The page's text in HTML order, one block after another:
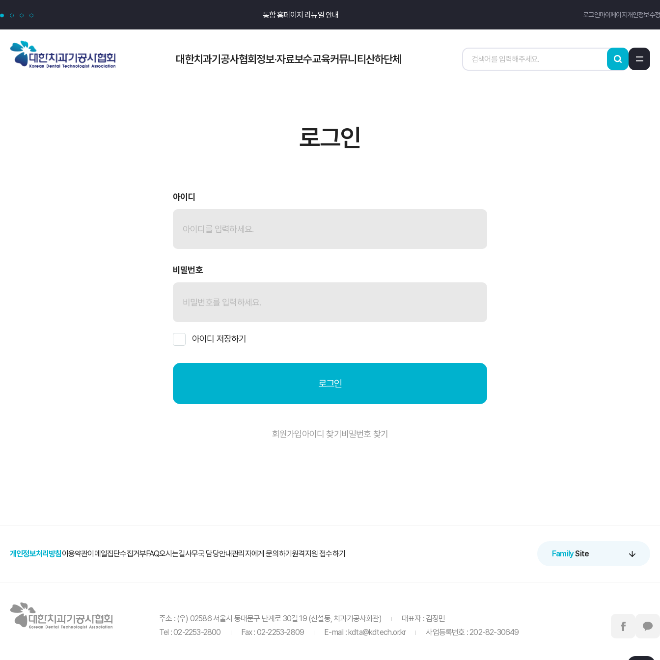
통합 홈페이지 리뉴얼 안내 로그인마이페이지개인정보수정
대한치과기공사협회정보·자료보수교육커뮤니티산하단체
검색
모바일 메뉴보기
로그인
아이디
비밀번호
아이디 저장하기
로그인
회원가입아이디 찾기 비밀번호 찾기
개인정보처리방침이용약관이메일집단수집거부FAQ오시는길사무국 담당안내관리자에게 문의하기원격지원 접수하기 FamilySite
주소 : (우) 02586 서울시 동대문구 난계로 30길 19 (신설동, 치과기공사회관)
대표자 : 김정민
Tel : 02-2253-2800
Fax : 02-2253-2809 E-mail : kdta@kdtech.or.kr 사업등록번호 : 202-82-30649
페이스북바로가기카카오톡바로가기